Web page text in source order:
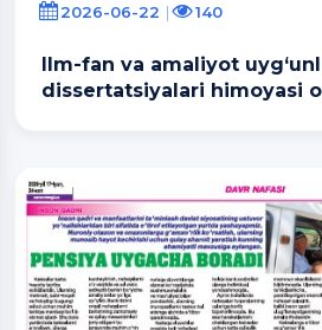
2026-06-22 140
Ilm-fan va amaliyot
dissertatsiyalari himoyasi